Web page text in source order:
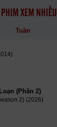
XEM NHIỀU
Tuần
(Phần 2)
2) (2026)